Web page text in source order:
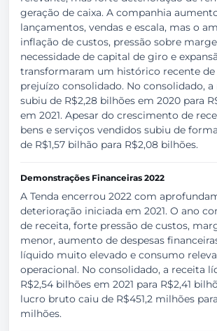
geração de caixa. A companhia
lançamentos, vendas e escala, mas o
inflação de custos, pressão sobre
necessidade de capital de giro e
transformaram um histórico recente
prejuízo consolidado. No consolidado,
subiu de R$2,28 bilhões em 2020 para
em 2021. Apesar do crescimento de
bens e serviços vendidos subiu de
de R$1,57 bilhão para R$2,08 bilhões.
Demonstrações Financeiras 2022
A Tenda encerrou 2022 com
deterioração iniciada em 2021. O ano
de receita, forte pressão de custos,
menor, aumento de despesas
líquido muito elevado e consumo
operacional. No consolidado, a receita
R$2,54 bilhões em 2021 para R$2,41
lucro bruto caiu de R$451,2 milhões
milhões.